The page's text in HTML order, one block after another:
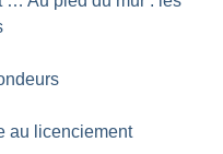
au licenciement